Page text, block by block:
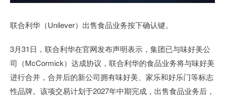
联合利华（Unilever）出售食品业务按下确认键。
3月31日，联合利华在官网发布声明表示，集团已与味好美公
司（McCormick）达成协议，联合利华的食品业务将与味好美
进行合并，合并后的新公司拥有味好美、家乐和好乐门等标志
性品牌。该项交易计划于2027年中期完成，出售食品业务后，